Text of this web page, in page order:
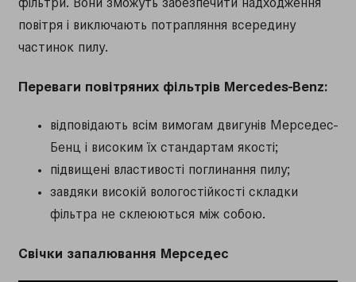
повітря і виключають потрапляння всередину
частинок пилу.
Переваги повітряних фільтрів Mercedes-Benz:
відповідають всім вимогам двигунів Мерседес-
Бенц і високим їх стандартам якості;
підвищені властивості поглинання пилу;
завдяки високій вологостійкості складки
фільтра не склеюються між собою.
Свічки запалювання Мерседес